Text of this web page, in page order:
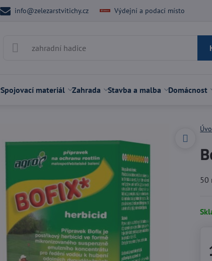
info@zelezarstvitichy.cz Výdejní a podací místo
Spojovací materiál Zahrada Stavba a malba Domácnost
50